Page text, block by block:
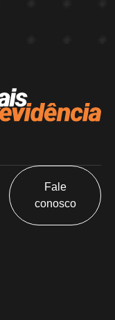
Fale
conosco